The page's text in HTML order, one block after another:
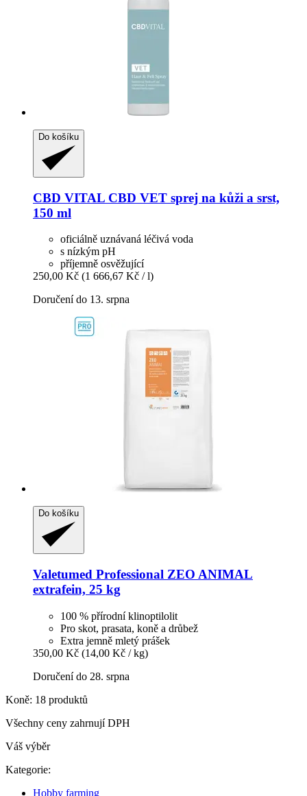
Do košíku
CBD VITAL CBD VET sprej na kůži a srst,
150 ml
oficiálně uznávaná léčivá voda
s nízkým pH
příjemně osvěžující
250,00 Kč (1 666,67 Kč / l)
Doručení do 13. srpna
Do košíku
Valetumed Professional ZEO ANIMAL
extrafein, 25 kg
100 % přírodní klinoptilolit
Pro skot, prasata, koně a drůbež
Extra jemně mletý prášek
350,00 Kč (14,00 Kč / kg)
Doručení do 28. srpna
Koně: 18 produktů
Všechny ceny zahrnují DPH
Váš výběr
Kategorie:
Hobby farming